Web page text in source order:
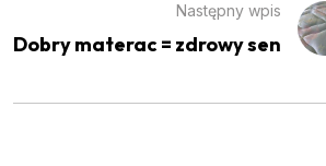
Następny wpis
Dobry materac = zdrowy sen